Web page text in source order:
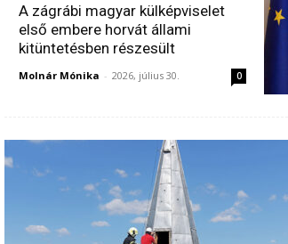
A zágrábi magyar külképviselet
első embere horvát állami
kitüntetésben részesült
Molnár Mónika - 2026, július 30. 0